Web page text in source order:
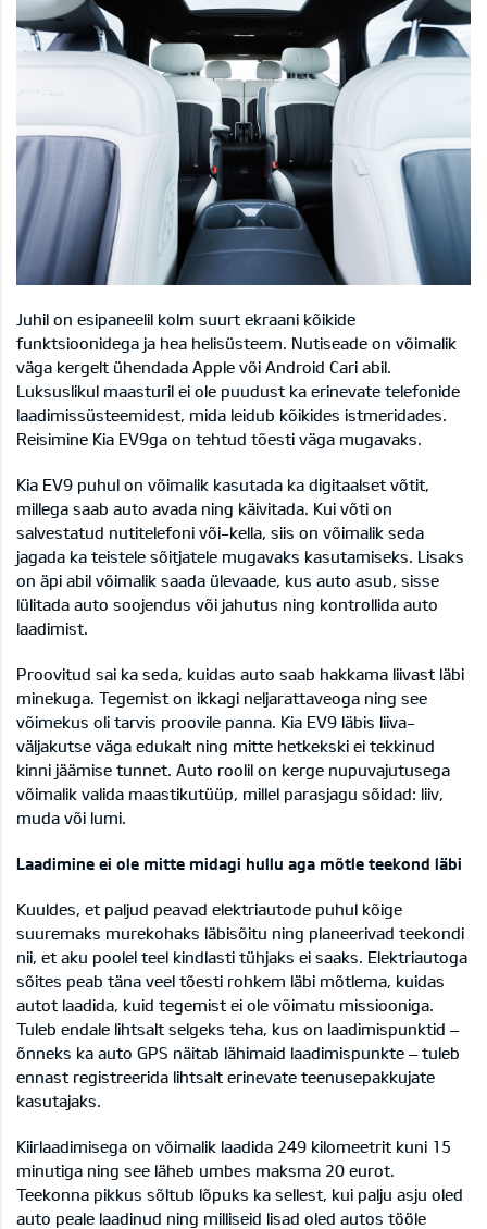
Juhil on esipaneelil kolm suurt ekraani kõikide
funktsioonidega ja hea helisüsteem. Nutiseade on võimalik
väga kergelt ühendada Apple või Android Cari abil.
Luksuslikul maasturil ei ole puudust ka erinevate telefonide
laadimissüsteemidest, mida leidub kõikides istmeridades.
Reisimine Kia EV9ga on tehtud tõesti väga mugavaks.
Kia EV9 puhul on võimalik kasutada ka digitaalset võtit,
millega saab auto avada ning käivitada. Kui võti on
salvestatud nutitelefoni või-kella, siis on võimalik seda
jagada ka teistele sõitjatele mugavaks kasutamiseks. Lisaks
on äpi abil võimalik saada ülevaade, kus auto asub, sisse
lülitada auto soojendus või jahutus ning kontrollida auto
laadimist.
Proovitud sai ka seda, kuidas auto saab hakkama liivast läbi
minekuga. Tegemist on ikkagi neljarattaveoga ning see
võimekus oli tarvis proovile panna. Kia EV9 läbis liiva-
väljakutse väga edukalt ning mitte hetkekski ei tekkinud
kinni jäämise tunnet. Auto roolil on kerge nupuvajutusega
võimalik valida maastikutüüp, millel parasjagu sõidad: liiv,
muda või lumi.
Laadimine ei ole mitte midagi hullu aga mõtle teekond läbi
Kuuldes, et paljud peavad elektriautode puhul kõige
suuremaks murekohaks läbisõitu ning planeerivad teekondi
nii, et aku poolel teel kindlasti tühjaks ei saaks. Elektriautoga
sõites peab täna veel tõesti rohkem läbi mõtlema, kuidas
autot laadida, kuid tegemist ei ole võimatu missiooniga.
Tuleb endale lihtsalt selgeks teha, kus on laadimispunktid –
õnneks ka auto GPS näitab lähimaid laadimispunkte – tuleb
ennast registreerida lihtsalt erinevate teenusepakkujate
kasutajaks.
Kiirlaadimisega on võimalik laadida 249 kilomeetrit kuni 15
minutiga ning see läheb umbes maksma 20 eurot.
Teekonna pikkus sõltub lõpuks ka sellest, kui palju asju oled
auto peale laadinud ning milliseid lisad oled autos tööle